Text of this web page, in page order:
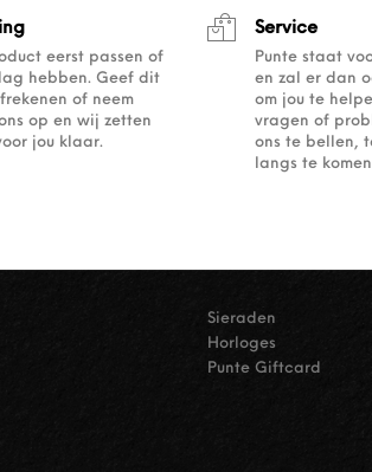
eerst passen of
hebben. Geef dit
of neem
op en wij zetten
jou klaar.
Service
Punte staat
en zal er dan
om jou te
vragen of
ons te bellen,
langs te
Sieraden
Horloges
Punte Giftcard